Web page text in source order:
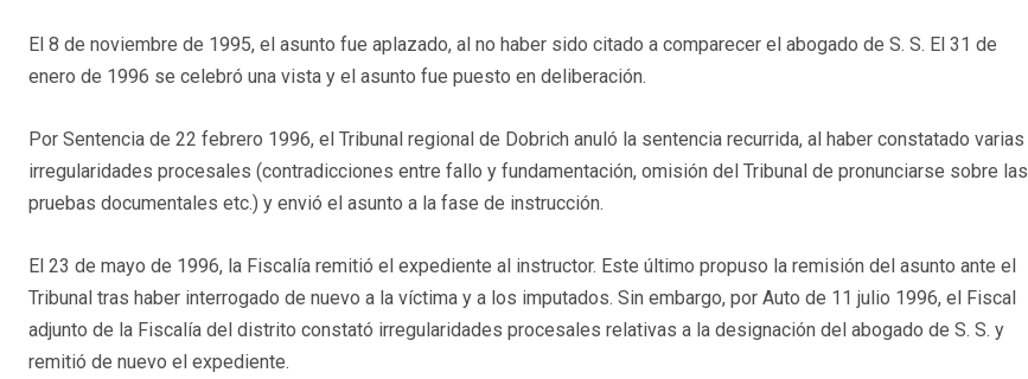
El 8 de noviembre de 1995, el asunto fue aplazado, al no haber sido citado a comparecer el abogado de S. S. El 31 de
enero de 1996 se celebró una vista y el asunto fue puesto en deliberación.
Por Sentencia de 22 febrero 1996, el Tribunal regional de Dobrich anuló la sentencia recurrida, al haber constatado varias
irregularidades procesales (contradicciones entre fallo y fundamentación, omisión del Tribunal de pronunciarse sobre las
pruebas documentales etc.) y envió el asunto a la fase de instrucción.
El 23 de mayo de 1996, la Fiscalía remitió el expediente al instructor. Este último propuso la remisión del asunto ante el
Tribunal tras haber interrogado de nuevo a la víctima y a los imputados. Sin embargo, por Auto de 11 julio 1996, el Fiscal
adjunto de la Fiscalía del distrito constató irregularidades procesales relativas a la designación del abogado de S. S. y
remitió de nuevo el expediente.